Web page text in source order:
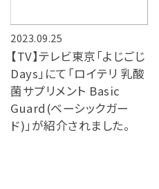
2023.09.25
【TV】テレビ東京「よじごじ
Days」にて「ロイテリ 乳酸
菌サプリメント Basic
Guard(ベーシックガー
ド)」が紹介されました。